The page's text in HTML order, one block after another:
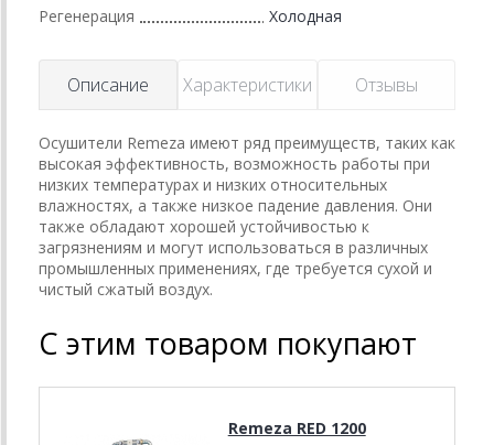
Регенерация Холодная
Описание Характеристики Отзывы
Осушители Remeza имеют ряд преимуществ, таких как
высокая эффективность, возможность работы при
низких температурах и низких относительных
влажностях, а также низкое падение давления. Они
также обладают хорошей устойчивостью к
загрязнениям и могут использоваться в различных
промышленных применениях, где требуется сухой и
чистый сжатый воздух.
С этим товаром покупают
Remeza RED 1200